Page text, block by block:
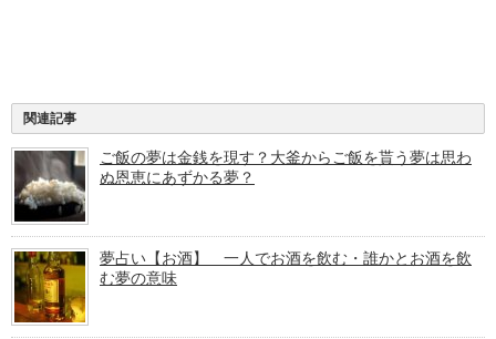
関連記事
ご飯の夢は金銭を現す？大釜からご飯を貰う夢は思わ
ぬ恩恵にあずかる夢？
夢占い【お酒】 一人でお酒を飲む・誰かとお酒を飲
む夢の意味